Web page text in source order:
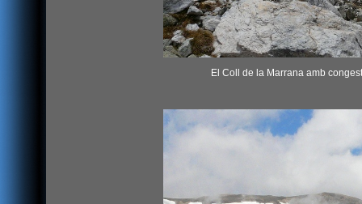
El Coll de la Marrana amb